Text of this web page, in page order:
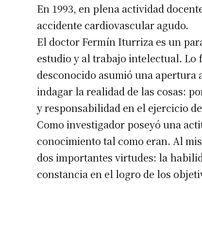
En 1993, en plena actividad
accidente cardiovascular agudo.
El doctor Fermín Iturriza es un
estudio y al trabajo intelectual. Lo
desconocido asumió una
indagar la realidad de las cosas:
y responsabilidad en el ejercicio
Como investigador poseyó una
conocimiento tal como eran. Al
dos importantes virtudes: la
constancia en el logro de los